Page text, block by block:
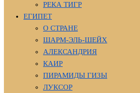
РЕКА ТИГР
ЕГИПЕТ
О СТРАНЕ
ШАРМ-ЭЛЬ-ШЕЙХ
АЛЕКСАНДРИЯ
КАИР
ПИРАМИДЫ ГИЗЫ
ЛУКСОР